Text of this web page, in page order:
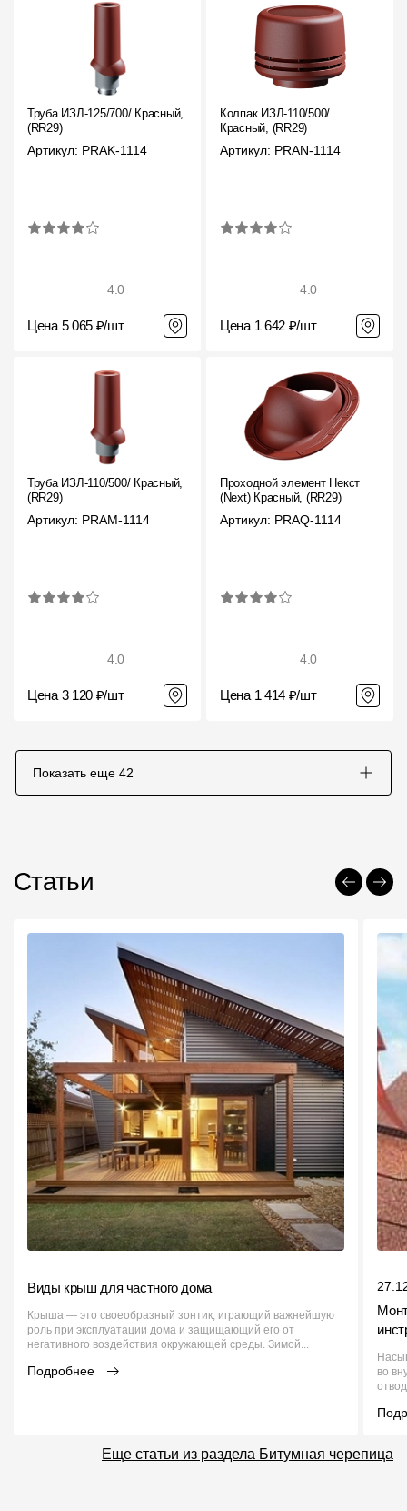
Труба ИЗЛ-125/700/ Красный,
(RR29)
Артикул: PRAK-1114
4.0
Цена 5 065 ₽/шт
Колпак ИЗЛ-110/500/
Красный, (RR29)
Артикул: PRAN-1114
4.0
Цена 1 642 ₽/шт
Труба ИЗЛ-110/500/ Красный,
(RR29)
Артикул: PRAM-1114
4.0
Цена 3 120 ₽/шт
Проходной элемент Некст
(Next) Красный, (RR29)
Артикул: PRAQ-1114
4.0
Цена 1 414 ₽/шт
Показать еще 42
Статьи
Виды крыш для частного дома
Крыша — это своеобразный зонтик, играющий важнейшую
роль при эксплуатации дома и защищающий его от
негативного воздействия окружающей среды. Зимой...
Подробнее
во
Еще статьи из раздела Битумная черепица